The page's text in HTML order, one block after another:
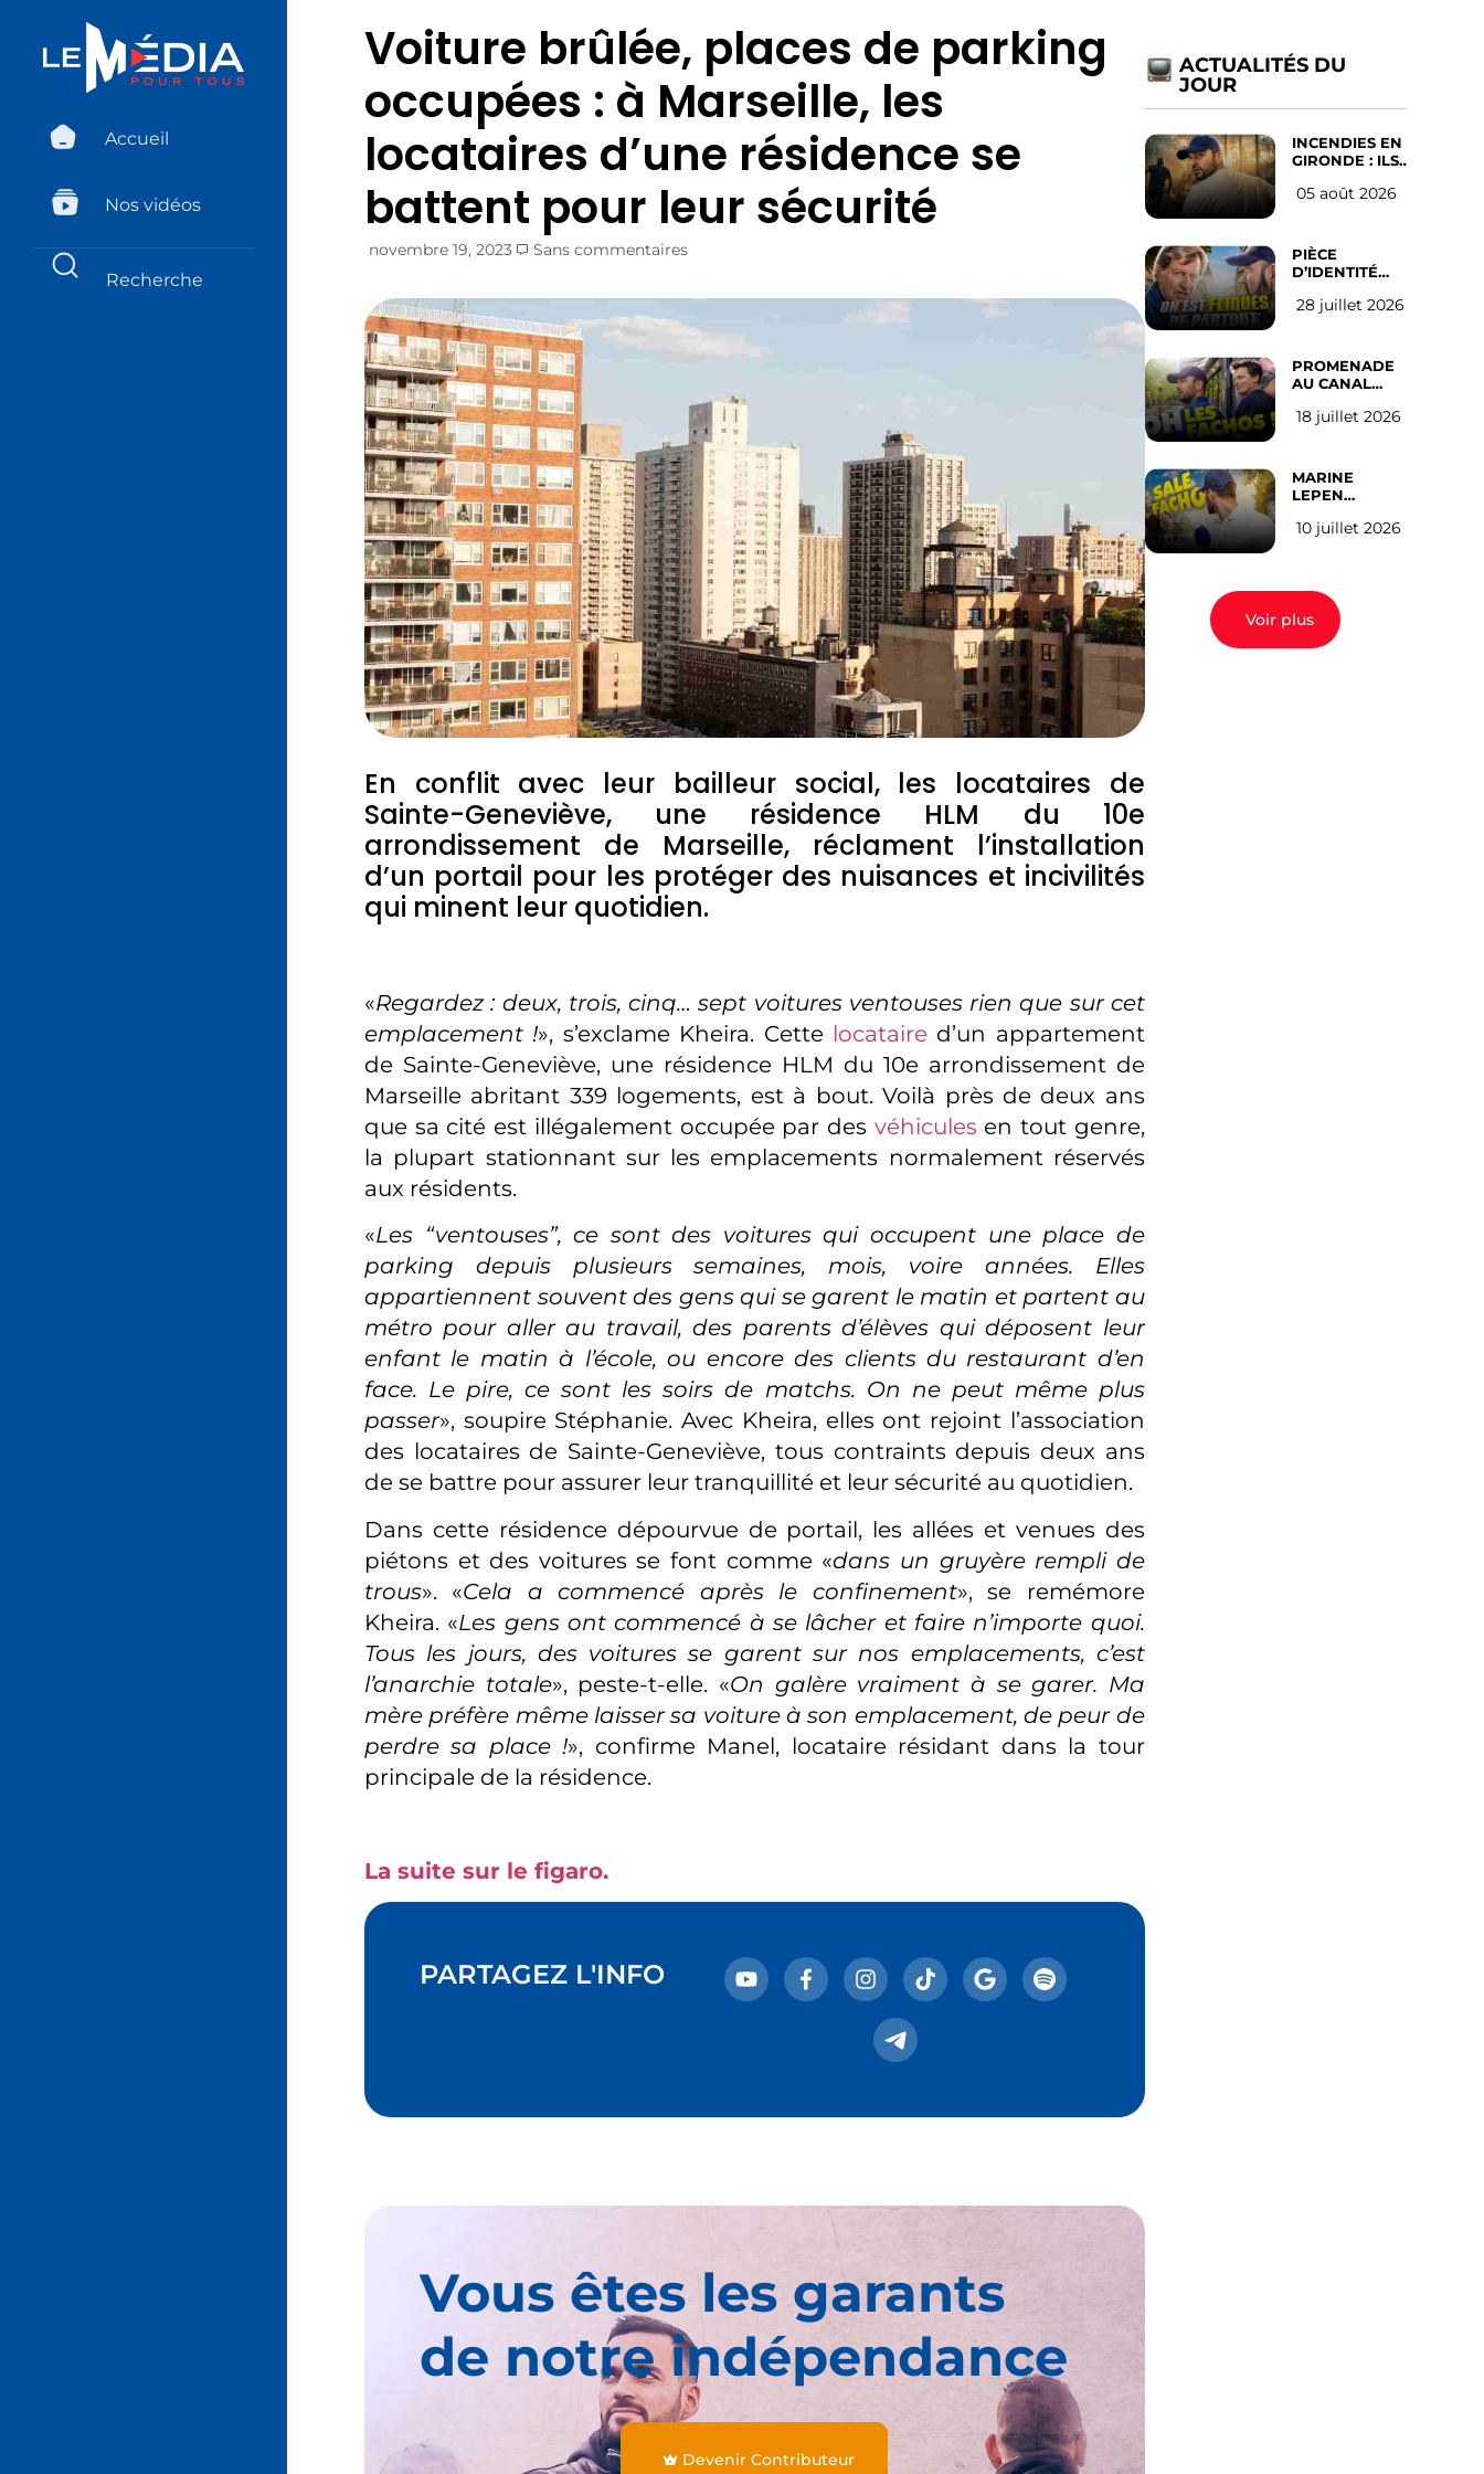
Accueil
Nos vidéos
Voiture brûlée, places de parking
occupées : à Marseille, les
locataires d’une résidence se
battent pour leur sécurité
novembre 19, 2023 Sans commentaires
En conflit avec leur bailleur social, les locataires de
Sainte-Geneviève, une résidence HLM du 10e
arrondissement de Marseille, réclament l’installation
d’un portail pour les protéger des nuisances et incivilités
qui minent leur quotidien.
«Regardez : deux, trois, cinq… sept voitures ventouses rien que sur cet
emplacement !», s’exclame Kheira. Cette locataire d’un appartement
de Sainte-Geneviève, une résidence HLM du 10e arrondissement de
Marseille abritant 339 logements, est à bout. Voilà près de deux ans
que sa cité est illégalement occupée par des véhicules en tout genre,
la plupart stationnant sur les emplacements normalement réservés
aux résidents.
«Les “ventouses”, ce sont des voitures qui occupent une place de
parking depuis plusieurs semaines, mois, voire années. Elles
appartiennent souvent des gens qui se garent le matin et partent au
métro pour aller au travail, des parents d’élèves qui déposent leur
enfant le matin à l’école, ou encore des clients du restaurant d’en
face. Le pire, ce sont les soirs de matchs. On ne peut même plus
passer», soupire Stéphanie. Avec Kheira, elles ont rejoint l’association
des locataires de Sainte-Geneviève, tous contraints depuis deux ans
de se battre pour assurer leur tranquillité et leur sécurité au quotidien.
Dans cette résidence dépourvue de portail, les allées et venues des
piétons et des voitures se font comme «dans un gruyère rempli de
trous». «Cela a commencé après le confinement», se remémore
Kheira. «Les gens ont commencé à se lâcher et faire n’importe quoi.
Tous les jours, des voitures se garent sur nos emplacements, c’est
l’anarchie totale», peste-t-elle. «On galère vraiment à se garer. Ma
mère préfère même laisser sa voiture à son emplacement, de peur de
perdre sa place !», confirme Manel, locataire résidant dans la tour
principale de la résidence.
La suite sur le figaro.
PARTAGEZ L'INFO
Vous êtes les garants
de notre indépendance
Devenir Contributeur
ACTUALITÉS DU
JOUR
INCENDIES EN
GIRONDE : ILS
D’ABANDONNER
05 août 2026
PIÈCE
D’IDENTITÉ
SUR LES
l’avis des
Français
28 juillet 2026
PROMENADE
AU CANAL
(les gauchistes
18 juillet 2026
MARINE
LEPEN
EN 2027 : l’avis
10 juillet 2026
Voir plus